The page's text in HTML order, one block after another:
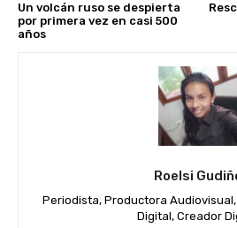
Un volcán ruso se despierta
por primera vez en casi 500
años
Roelsi
Periodista, Productora
Digital, Creador